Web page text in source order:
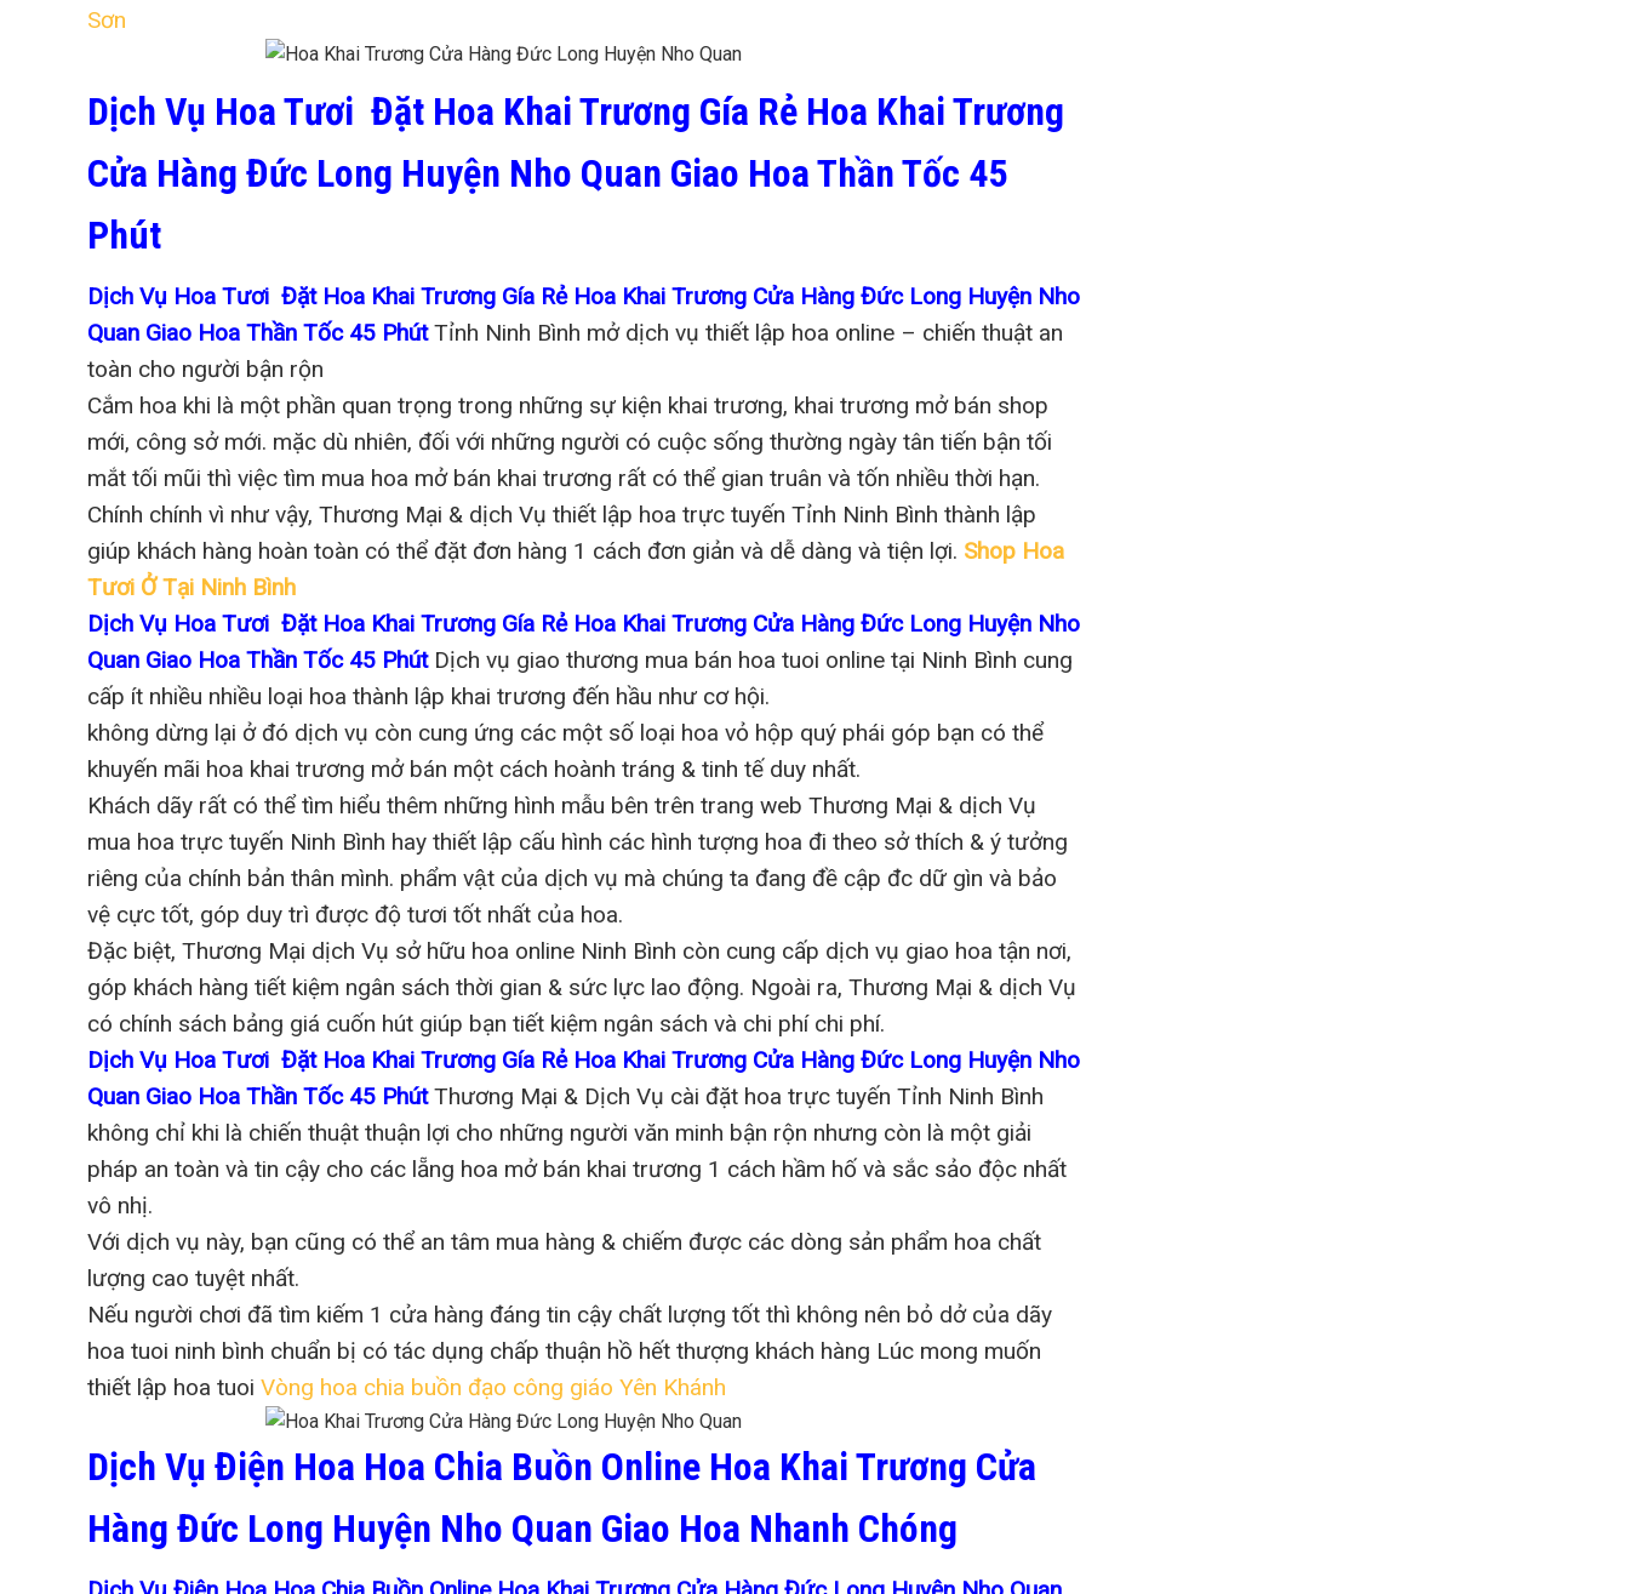
Sơn
Dịch Vụ Hoa Tươi Đặt Hoa Khai Trương Gía Rẻ Hoa Khai Trương
Cửa Hàng Đức Long Huyện Nho Quan Giao Hoa Thần Tốc 45
Phút
Dịch Vụ Hoa Tươi Đặt Hoa Khai Trương Gía Rẻ Hoa Khai Trương Cửa Hàng Đức Long Huyện Nho
Quan Giao Hoa Thần Tốc 45 PhútTỉnh Ninh Bình mở dịch vụ thiết lập hoa online – chiến thuật an
toàn cho người bận rộn
Cắm hoa khi là một phần quan trọng trong những sự kiện khai trương, khai trương mở bán shop
mới, công sở mới. mặc dù nhiên, đối với những người có cuộc sống thường ngày tân tiến bận tối
mắt tối mũi thì việc tìm mua hoa mở bán khai trương rất có thể gian truân và tốn nhiều thời hạn.
Chính chính vì như vậy, Thương Mại & dịch Vụ thiết lập hoa trực tuyến Tỉnh Ninh Bình thành lập
giúp khách hàng hoàn toàn có thể đặt đơn hàng 1 cách đơn giản và dễ dàng và tiện lợi. Shop Hoa
Tươi Ở Tại Ninh Bình
Dịch Vụ Hoa Tươi Đặt Hoa Khai Trương Gía Rẻ Hoa Khai Trương Cửa Hàng Đức Long Huyện Nho
Quan Giao Hoa Thần Tốc 45 PhútDịch vụ giao thương mua bán hoa tuoi online tại Ninh Bình cung
cấp ít nhiều nhiều loại hoa thành lập khai trương đến hầu như cơ hội.
không dừng lại ở đó dịch vụ còn cung ứng các một số loại hoa vỏ hộp quý phái góp bạn có thể
khuyến mãi hoa khai trương mở bán một cách hoành tráng & tinh tế duy nhất.
Khách dãy rất có thể tìm hiểu thêm những hình mẫu bên trên trang web Thương Mại & dịch Vụ
mua hoa trực tuyến Ninh Bình hay thiết lập cấu hình các hình tượng hoa đi theo sở thích & ý tưởng
riêng của chính bản thân mình. phẩm vật của dịch vụ mà chúng ta đang đề cập đc dữ gìn và bảo
vệ cực tốt, góp duy trì được độ tươi tốt nhất của hoa.
Đặc biệt, Thương Mại dịch Vụ sở hữu hoa online Ninh Bình còn cung cấp dịch vụ giao hoa tận nơi,
góp khách hàng tiết kiệm ngân sách thời gian & sức lực lao động. Ngoài ra, Thương Mại & dịch Vụ
có chính sách bảng giá cuốn hút giúp bạn tiết kiệm ngân sách và chi phí chi phí.
Dịch Vụ Hoa Tươi Đặt Hoa Khai Trương Gía Rẻ Hoa Khai Trương Cửa Hàng Đức Long Huyện Nho
Quan Giao Hoa Thần Tốc 45 PhútThương Mại & Dịch Vụ cài đặt hoa trực tuyến Tỉnh Ninh Bình
không chỉ khi là chiến thuật thuận lợi cho những người văn minh bận rộn nhưng còn là một giải
pháp an toàn và tin cậy cho các lẵng hoa mở bán khai trương 1 cách hầm hố và sắc sảo độc nhất
vô nhị.
Với dịch vụ này, bạn cũng có thể an tâm mua hàng & chiếm được các dòng sản phẩm hoa chất
lượng cao tuyệt nhất.
Nếu người chơi đã tìm kiếm 1 cửa hàng đáng tin cậy chất lượng tốt thì không nên bỏ dở của dãy
hoa tuoi ninh bình chuẩn bị có tác dụng chấp thuận hồ hết thượng khách hàng Lúc mong muốn
thiết lập hoa tuoi Vòng hoa chia buồn đạo công giáo Yên Khánh
Dịch Vụ Điện Hoa Hoa Chia Buồn Online Hoa Khai Trương Cửa
Hàng Đức Long Huyện Nho Quan Giao Hoa Nhanh Chóng